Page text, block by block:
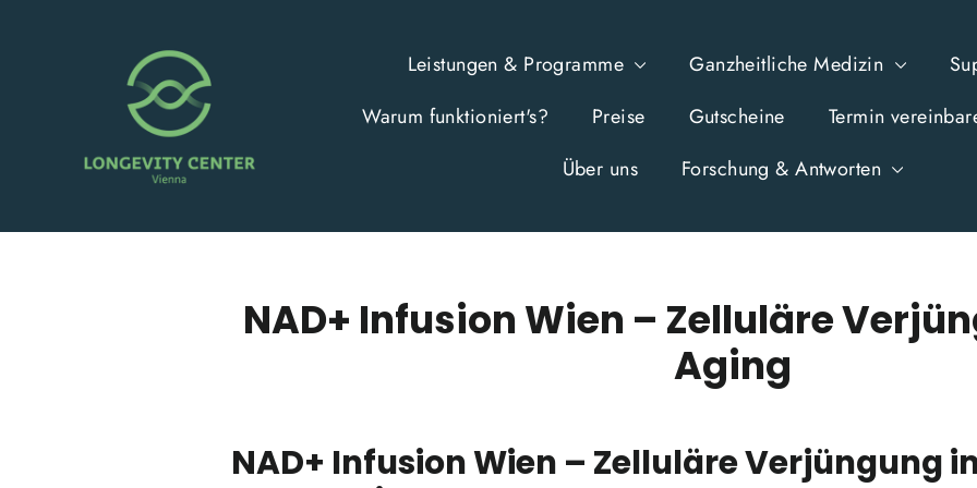
Leistungen & Programme Ganzheitliche Medizin
Warum funktioniert's?
Preise Gutscheine Termin
Über uns
Forschung & Antworten
NAD+ Infusion Wien – Zelluläre
Aging
NAD+ Infusion Wien – Zelluläre Verjüngung